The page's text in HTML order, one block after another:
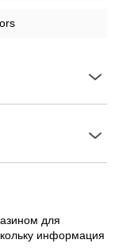
для
информация